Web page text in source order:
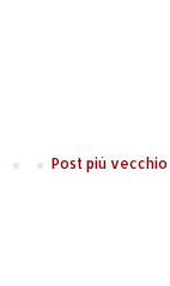
Post più vecchio